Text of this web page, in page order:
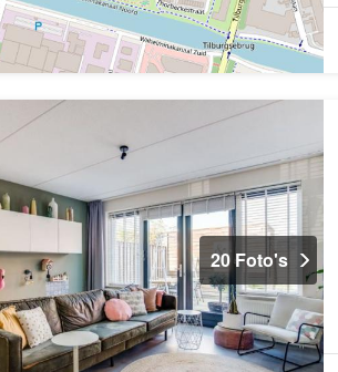
20 Foto's